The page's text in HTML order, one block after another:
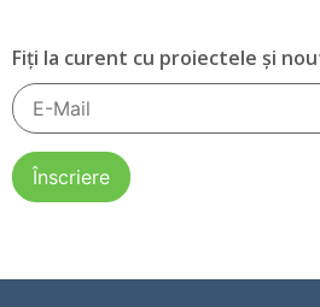
Fiți la curent cu proiectele și